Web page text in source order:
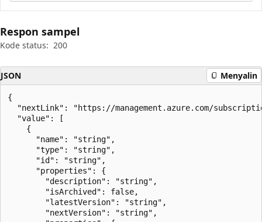
Respon sampel
Kode status: 200
JSON Menyalin
{
"nextLink": "https://management.azure.com/
  "value": [
    {
      "name": "string",
      "type": "string",
      "id": "string",
      "properties": {
        "description": "string",
        "isArchived": false,
        "latestVersion": "string",
        "nextVersion": "string",